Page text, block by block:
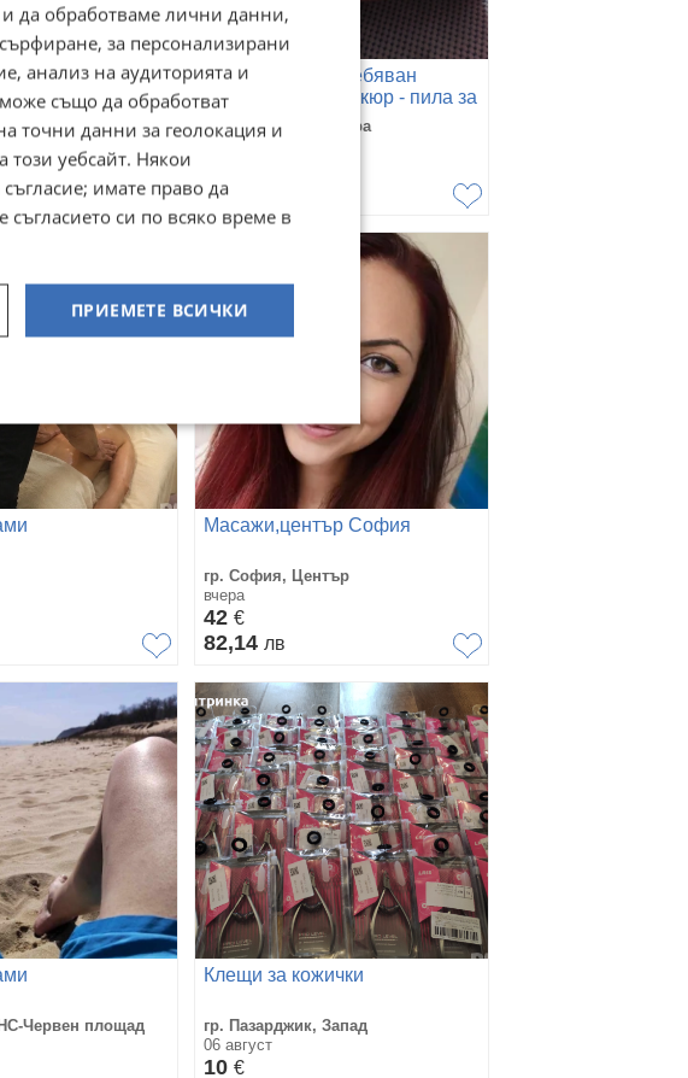
за таттоо
Център
Продавам употребяван
комплект за маникюр - пила за
премахване на гел лак.
прахоуловител. печка.
гр. София, Банишора
вчера
29,34
Масажи,център София
гр. София, Център
вчера
42 €
82,14 лв
Червен площад
Клещи за кожички
гр. Пазарджик, Запад
06 август
10 €
да обработваме лични данни,
за персонализирани
анализ на аудиторията и
може също да обработват
точни данни за геолокация и
този уебсайт. Някои
имате право да
съгласието си по всяко време в
ПРИЕМЕТЕ ВСИЧКИ